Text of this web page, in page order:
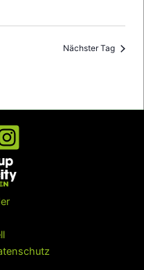
Nächster Tag